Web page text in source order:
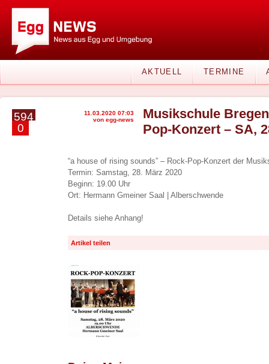
AKTUELL TERMINE
594
0
11.03.2020 07:03
von egg-news
Musikschule
Pop-Konzert – SA,
“a house of rising sounds” – Rock-Pop-Konzert der
Termin: Samstag, 28. März 2020
Beginn: 19.00 Uhr
Ort: Hermann Gmeiner Saal | Alberschwende
Details siehe Anhang!
Artikel teilen